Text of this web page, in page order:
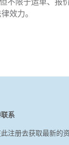
效力。
系
注册去获取最新的资